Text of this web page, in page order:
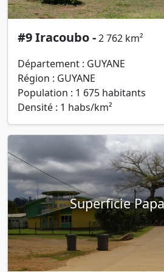
#9 Iracoubo -2 762 km²
Département : GUYANE
Région : GUYANE
Population : 1 675 habitants
Densité : 1 habs/km²
Superficie